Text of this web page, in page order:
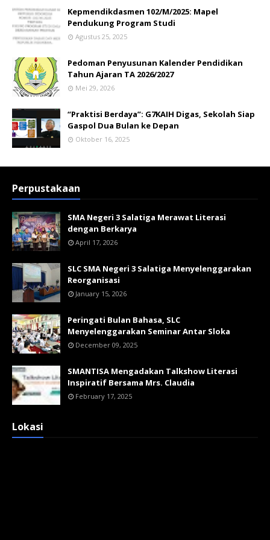
Kepmendikdasmen 102/M/2025: Mapel
Pendukung Program Studi
Agustus 25, 2025
Pedoman Penyusunan Kalender Pendidikan
Tahun Ajaran TA 2026/2027
Mei 29, 2026
“Praktisi Berdaya”: G7KAIH Digas, Sekolah Siap
Gaspol Dua Bulan ke Depan
Oktober 16, 2025
Perpustakaan
SMA Negeri 3 Salatiga Merawat Literasi
dengan Berkarya
April 17, 2026
SLC SMA Negeri 3 Salatiga Menyelenggarakan
Reorganisasi
January 15, 2026
Peringati Bulan Bahasa, SLC
Menyelenggarakan Seminar Antar Sloka
December 09, 2025
SMANTISA Mengadakan Talkshow Literasi
Inspiratif Bersama Mrs. Claudia
February 17, 2025
Lokasi